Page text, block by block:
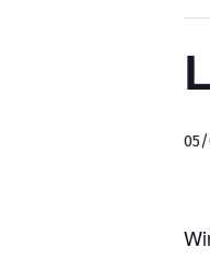
05/